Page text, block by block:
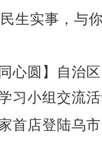
生实事，与
同心圆】自治
习小组交流
首店登陆乌